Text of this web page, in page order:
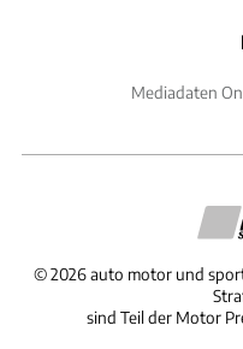
Mediadaten
©2026 auto motor und
sind Teil der Motor